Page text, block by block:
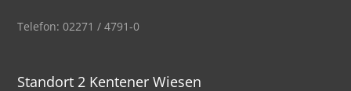
Telefon: 02271 / 4791-0
Standort 2 Kentener Wiesen